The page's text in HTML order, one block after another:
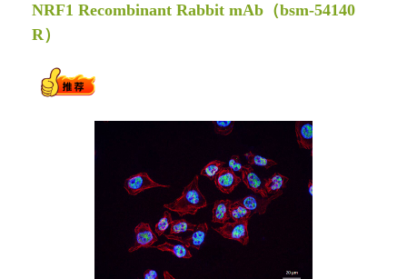
NRF1 Recombinant Rabbit mAb （bsm-54140
R）